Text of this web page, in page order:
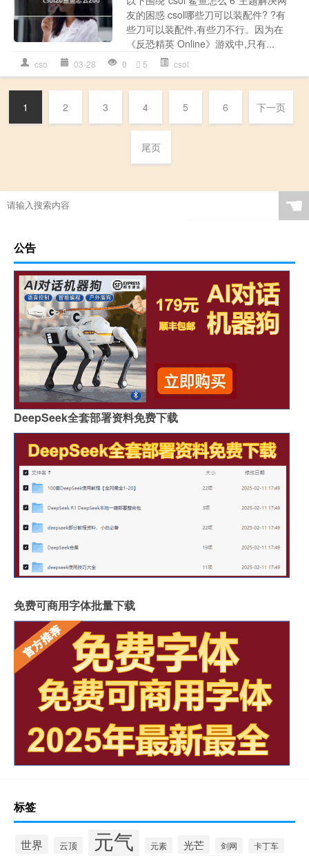
友的困惑 csol哪些刀可以装配件? ?有
些刀可以装配件,有些刀不行。因为在
《反恐精英 Online》游戏中,只有...
cso 03-28 0 5 csol
1 2 3 4 5 6 下一页
尾页
☚
公告
DeepSeek全套部署资料免费下载
免费可商用字体批量下载
标签
世界 云顶 元气 元素 光芒 剑网 卡丁车